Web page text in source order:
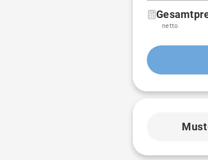
netto